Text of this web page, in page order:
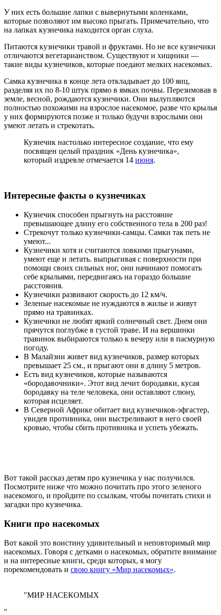
У них есть большие лапки с вывернутыми коленками,
которые позволяют им высоко прыгать. Примечательно, что
на лапках кузнечика находится орган слуха.
Питаются кузнечики травой и фруктами. Но не все кузнечики
отличаются вегетарианством. Существуют и хищники —
такие виды кузнечиков, которые поедают мелких насекомых.
Самка кузнечика в конце лета откладывает до 100 яиц,
разделяя их по 8-10 штук прямо в ямках почвы. Перезимовав в
земле, весной, рождаются кузнечики. Они вылупляются
полностью похожими на взрослое насекомое, разве что крылья
у них формируются позже и только будучи взрослыми они
умеют летать и стрекотать.
Кузнечик настолько интересное создание, что ему
посвящен целый праздник «День кузнечика»,
который издревле отмечается 14 июня.
Интересные факты о кузнечиках
Кузнечик способен прыгнуть на расстояние
превышающее длину его собственного тела в 200 раз!
Стрекочут только кузнечики-самцы. Самки так петь не
умеют...
Кузнечики хотя и считаются ловкими прыгунами,
умеют еще и летать. выпрыгивая с поверхности при
помощи своих сильных ног, они начинают помогать
себе крыльями, передвигаясь на гораздо большие
расстояния.
Кузнечики развивают скорость до 12 км/ч.
Зеленые насекомые не нуждаются в жилье и живут
прямо на травинках.
Кузнечики не любят яркий солнечный свет. Днем они
прячутся поглубже в густой траве. И на вершинки
травинок выбираются только к вечеру или в пасмурную
погоду.
В Малайзии живет вид кузнечиков, размер которых
превышает 25 см., и прыгают они в длину 5 метров.
Есть вид кузнечиков, которые называются
«бородавочники». Этот вид лечит бородавки, кусая
бородавку на теле человека, они оставляют слюну,
которая исцеляет.
В Северной Африке обитает вид кузнечиков-эфгастер,
увидев противника, они выстреливают в него своей
кровью, чтобы сбить противника и успеть убежать.
Вот такой рассказ детям про кузнечика у нас получился.
Посмотрите ниже что можно почитать про этого зеленого
насекомого, и пройдите по ссылкам, чтобы почитать стихи и
загадки про кузнечика.
Книги про насекомых
Вот какой это воистину удивительный и неповторимый мир
насекомых. Говоря с детками о насекомых, обратите внимание
и на интересные книги, среди которых, я могу
порекомендовать и свою книгу «Мир насекомых».
"МИР НАСЕКОМЫХ
"